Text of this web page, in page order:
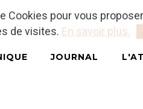
JOURNAL
pour vous
de visites. En savoir plus.